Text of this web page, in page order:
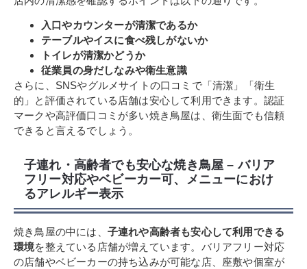
入口やカウンターが清潔であるか
テーブルやイスに食べ残しがないか
トイレが清潔かどうか
従業員の身だしなみや衛生意識
さらに、SNSやグルメサイトの口コミで「清潔」「衛生
的」と評価されている店舗は安心して利用できます。認証
マークや高評価口コミが多い焼き鳥屋は、衛生面でも信頼
できると言えるでしょう。
子連れ・高齢者でも安心な焼き鳥屋 – バリア
フリー対応やベビーカー可、メニューにおけ
るアレルギー表示
焼き鳥屋の中には、 子連れや高齢者も安心して利用できる
環境を整えている店舗が増えています。バリアフリー対応
の店舗やベビーカーの持ち込みが可能な店、座敷や個室が